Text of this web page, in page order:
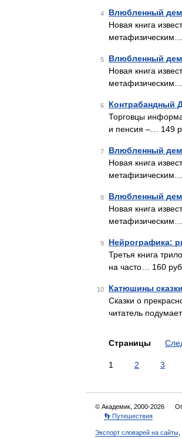
4 Влюбленный
Новая книга
5 Влюбленный
Новая книга
6 Контрабандный
Торговцы
и пенсия –… 149
7 Влюбленный
Новая книга
метафизическим…
8 Влюбленный
Новая книга
9 Нейрографика:
Третья книга
на часто… 160 руб
10 Катюшины сказки
Сказки о
читатель
Страницы
1 2 3
© Академик, 2000-2026
👣 Путешествия
Экспорт словарей на сайты